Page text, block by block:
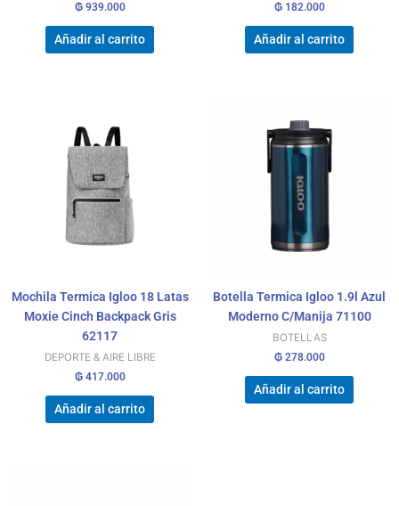
₲939.000
Añadir al carrito
₲182.000
Añadir al carrito
Mochila Termica Igloo 18 Latas
Moxie Cinch Backpack Gris
62117
DEPORTE & AIRE LIBRE
₲417.000
Añadir al carrito
Botella Termica Igloo 1.9l Azul
Moderno C/Manija 71100
BOTELLAS
₲278.000
Añadir al carrito